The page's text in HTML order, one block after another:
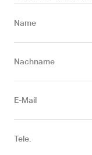
Name
Nachname
E-Mail
Tele.